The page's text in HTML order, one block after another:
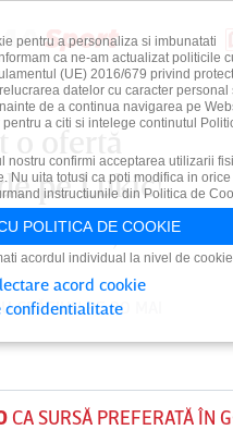
ofertă
pe Lukic!
a anunţat tot
CRĂCIUNPE 30 MAI
CA SURSĂ PREFERATĂ ÎN
pentru a personaliza si imbunatati
ca ne-am actualizat politicile
(UE) 2016/679 privind
datelor cu caracter personal
de a continua navigarea pe
a citi si intelege continutul
nostru confirmi acceptarea utilizarii
Nu uita totusi ca poti modifica in orice
instructiunile din Politica de
POLITICA DE COOKIE
acordul individual la nivel de
acord cookie
confidentialitate